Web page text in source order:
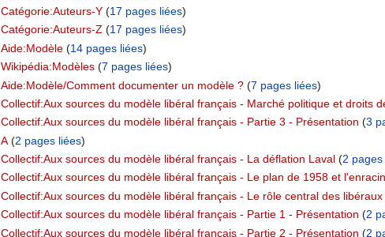
Catégorie:Auteurs-Y‏‎ (17 pages liées)
Catégorie:Auteurs-Z‏‎ (17 pages liées)
Aide:Modèle‏‎ (14 pages liées)
Wikipédia:Modèles‏‎ (7 pages liées)
Aide:Modèle/Comment documenter un modèle ?‏‎ (7 pages liées)
Collectif:Aux sources du modèle libéral français - Marché politique et droits
Collectif:Aux sources du modèle libéral français - Partie 3 - Présentation ‏‎ (3
A‏‎ (2 pages liées)
Collectif:Aux sources du modèle libéral français - La déflation Laval‏‎ (2 pages
Collectif:Aux sources du modèle libéral français - Le plan de 1958 et
Collectif:Aux sources du modèle libéral français - Le rôle central des
Collectif:Aux sources du modèle libéral français - Partie 1 - Présentation ‏‎ (2
Collectif:Aux sources du modèle libéral français - Partie 2 - Présentation ‏‎ (2